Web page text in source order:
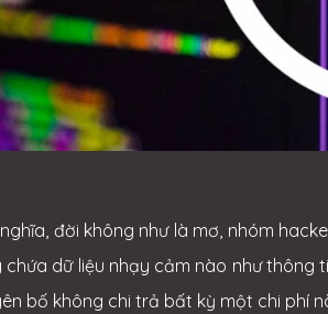
đời không như là mơ, nhóm
chứa dữ liệu nhạy cảm nào như thông
bố không chi trả bất kỳ một chi phí